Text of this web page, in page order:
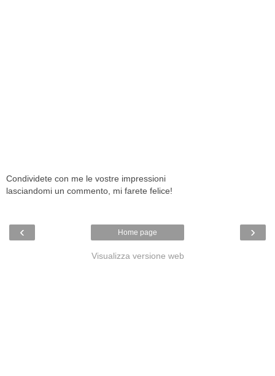
Condividete con me le vostre impressioni
lasciandomi un commento, mi farete felice!
‹ ›
Home page
Visualizza versione web